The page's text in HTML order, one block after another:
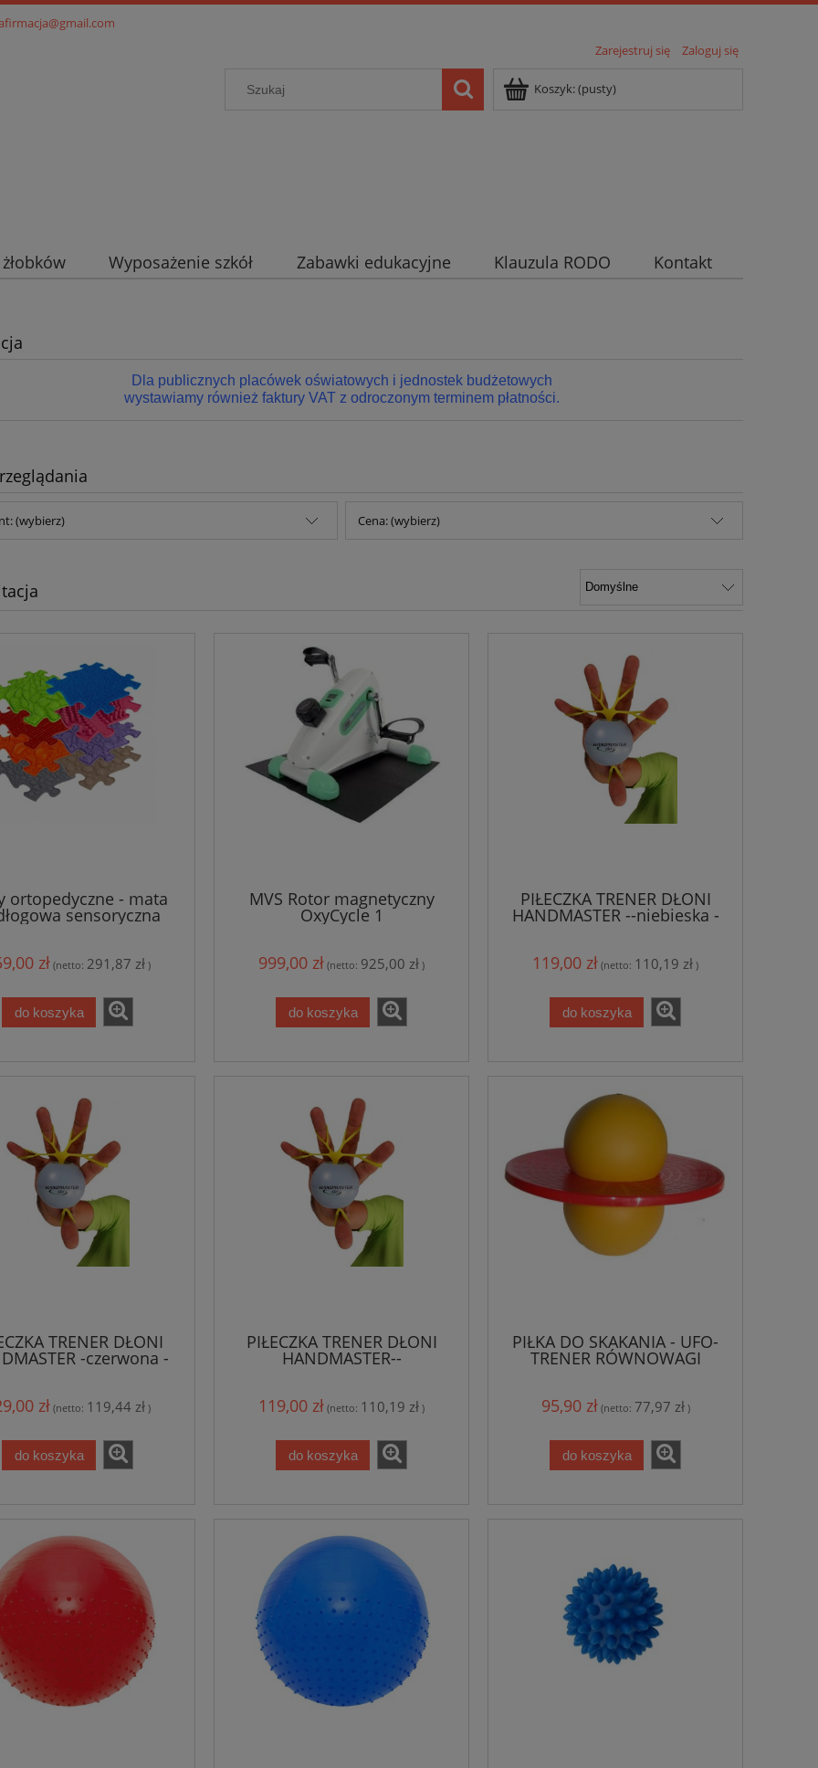
Zarejestruj się
Zaloguj się
Koszyk:(pusty)
Wyposażenie szkół Zabawki edukacyjne Klauzula RODO Kontakt
Dla publicznych placówek oświatowych i jednostek budżetowych
wystawiamy również faktury VAT z odroczonym terminem płatności.
(wybierz) Cena: (wybierz)
ortopedyczne - mata
sensoryczna
zestaw 8 sztuk
zł (netto: 291,87 zł )
do koszyka
MVS Rotor magnetyczny
OxyCycle 1
999,00 zł (netto: 925,00 zł )
do koszyka
PIŁECZKA TRENER DŁONI
HANDMASTER --niebieska -
119,00 zł (netto: 110,19 zł )
do koszyka
TRENER DŁONI
-czerwona -
zł (netto: 119,44 zł )
do koszyka
PIŁECZKA TRENER DŁONI
HANDMASTER--
119,00 zł (netto: 110,19 zł )
do koszyka
PIŁKA DO SKAKANIA - UFO-
TRENER RÓWNOWAGI
95,90 zł (netto: 77,97 zł)
do koszyka